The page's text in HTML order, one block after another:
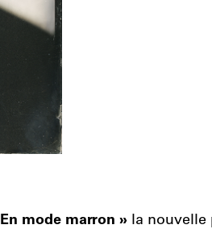
En mode marron »la nouvelle